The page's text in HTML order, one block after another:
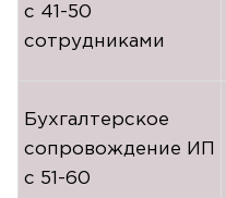
с 41-50
сотрудниками
Бухгалтерское
сопровождение ИП
с 51-60